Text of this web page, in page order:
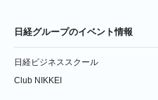
日経グループのイベント情報
日経ビジネススクール
Club NIKKEI